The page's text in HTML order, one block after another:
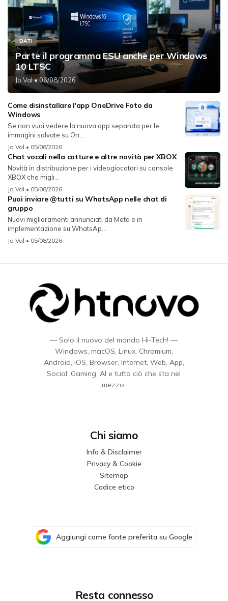
DATI
Parte il programma ESU anche per Windows
10 LTSC
Jo Val• 06/08/2026
Come disinstallare l'app OneDrive Foto da
Windows
Se non vuoi vedere la nuova app separata per le
immagini salvate su On...
Jo Val • 05/08/2026
Chat vocali nella catture e altre novità per XBOX
Novità in distribuzione per i videogiocatori su console
XBOX che migli...
Jo Val • 05/08/2026
Puoi inviare @tutti su WhatsApp nelle chat di
gruppo
Nuovi miglioramenti annunciati da Meta e in
implementazione su WhatsAp...
Jo Val • 05/08/2026
— Solo il nuovo del mondo Hi-Tech! —
Windows, macOS, Linux, Chromium,
Android, iOS, Browser, Internet, Web, App,
Social, Gaming, AI e tutto ciò che sta nel
mezzo.
Chi siamo
Info & Disclaimer
Privacy & Cookie
Sitemap
Codice etico
Aggiungi come fonte preferita su Google
Resta connesso